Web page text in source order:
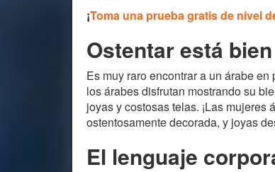
¡Toma una prueba gratis de nivel
Ostentar está
Es muy raro encontrar a un árabe
los árabes disfrutan mostrando su
joyas y costosas telas. ¡Las
ostentosamente decorada, y joyas
El lenguaje